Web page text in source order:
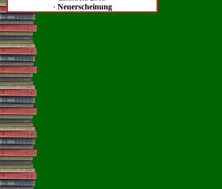
· Neuerscheinung